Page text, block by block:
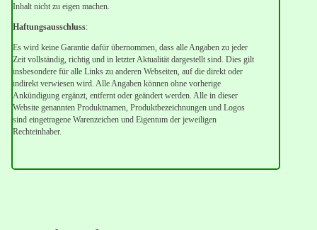
Inhalt nicht zu eigen machen.
Haftungsausschluss:
Es wird keine Garantie dafür übernommen, dass alle Angaben zu jeder
Zeit vollständig, richtig und in letzter Aktualität dargestellt sind. Dies gilt
insbesondere für alle Links zu anderen Webseiten, auf die direkt oder
indirekt verwiesen wird. Alle Angaben können ohne vorherige
Ankündigung ergänzt, entfernt oder geändert werden. Alle in dieser
Website genannten Produktnamen, Produktbezeichnungen und Logos
sind eingetragene Warenzeichen und Eigentum der jeweiligen
Rechteinhaber.